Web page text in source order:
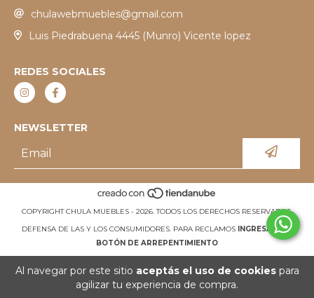
Al navegar por este sitio aceptás el uso de cookiespara
agilizar tu experiencia de compra.
chulawebmuebles@gmail.com
Luis Piedrabuena 4445 (Munro) Vicente lopez
REDES SOCIALES
NEWSLETTER
COPYRIGHT CHULA MUEBLES - 2026. TODOS LOS DERECHOS RESERVADOS.
DEFENSA DE LAS Y LOS CONSUMIDORES. PARA RECLAMOS
INGRESÁ ACÁ.
BOTÓN DE ARREPENTIMIENTO